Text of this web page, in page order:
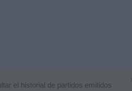
el historial de partidos emitidos